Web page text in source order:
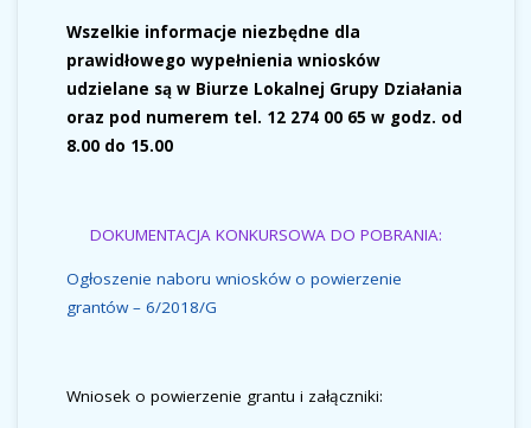
Wszelkie informacje niezbędne dla
prawidłowego wypełnienia wniosków
udzielane są w Biurze Lokalnej Grupy Działania
oraz pod numerem tel. 12 274 00 65 w godz. od
8.00 do 15.00
DOKUMENTACJA KONKURSOWA DO POBRANIA:
Ogłoszenie naboru wniosków o powierzenie
grantów – 6/2018/G
Wniosek o powierzenie grantu i załączniki: